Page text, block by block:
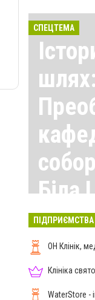
СПЕЦТЕМА
шлях:
Біла
ПІДПРИЄМСТВА
ОН Клінік,
Клініка
WaterStore -